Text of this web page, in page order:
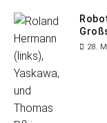
28.